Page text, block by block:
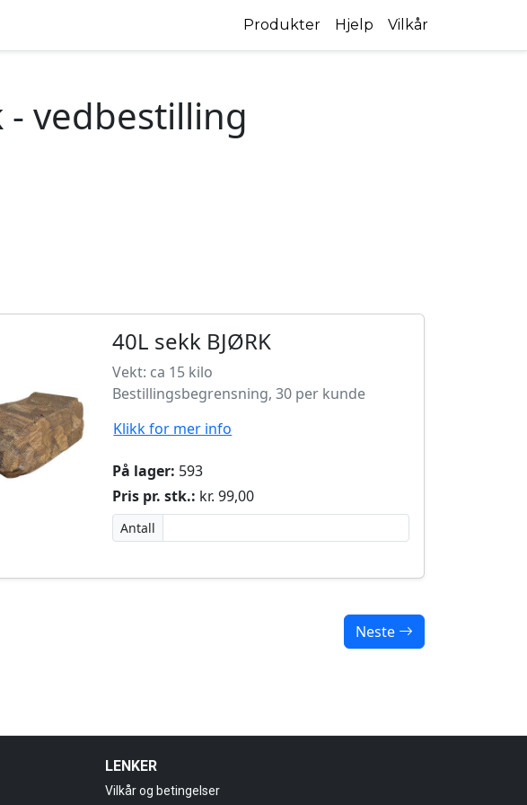
Produkter Hjelp Vilkår
vedbestilling
40L sekk BJØRK
Vekt: ca 15 kilo
Bestillingsbegrensning, 30 per kunde
Klikk for mer info
På lager: 593
Pris pr. stk.: kr. 99,00
Antall
Neste
LENKER
Vilkår og betingelser